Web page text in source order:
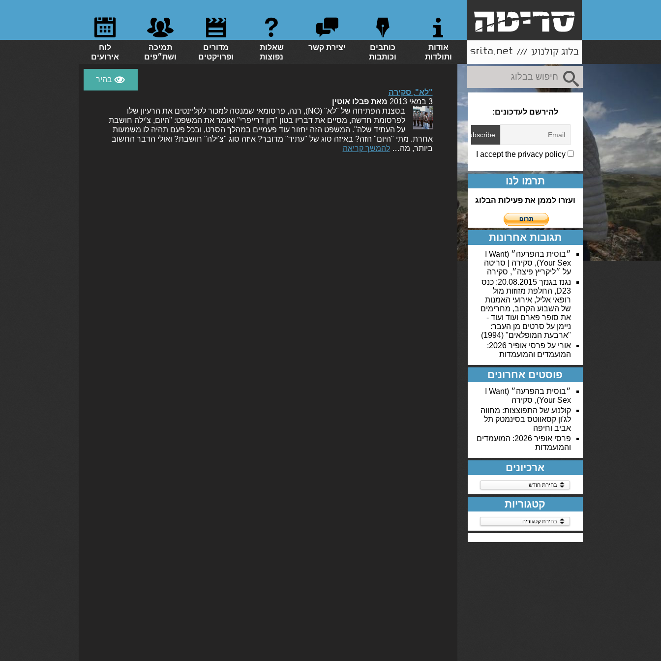
אודות
ותולדות
כותבים
וכותבות
יצירת קשר
שאלות
נפוצות
מדורים
ופרויקטים
תמיכה
ושת״פים
לוח
אירועים
להירשם לעדכונים:
תרמו לנו
ועזרו לממן את פעילות הבלוג
תגובות אחרונות
״בוסית בהפרעה״ (I Want
Your Sex), סקירה | סריטה
על ״ליקריץ פיצה״, סקירה
נגנז בגנזך 20.08.2015: כנס
D23, החלפת מזוזות מול
רופאי אליל, אירועי האמנות
של השבוע הקרוב, מחרימים
את סופר פארם ועוד ועוד -
ניימן על סרטים מן העבר:
"ארבעת המופלאים" (1994)
אורי על
פרסי אופיר 2026:
המועמדים והמועמדות
פוסטים אחרונים
״בוסית בהפרעה״ (I Want
Your Sex), סקירה
קולנוע של התפוצצות: מחווה
לג'ון קסאווטס בסינמטק תל
אביב וחיפה
פרסי אופיר 2026: המועמדים
והמועמדות
ארכיונים
ארכיונים
קטגוריות
קטגוריות
"לא", סקירה
3 במאי 2013
מאתפבלו אוטין
בסצנת הפתיחה של "לא" (NO), רנה, פרסומאי שמנסה למכור לקליינטים את הרעיון שלו
לפרסומת חדשה, מסיים את דבריו בטון "דון דרייפרי" ואומר את המשפט: "היום, צ'ילה חושבת
על העתיד שלה". המשפט הזה יחזור עוד פעמיים במהלך הסרט, ובכל פעם תהיה לו משמעות
אחרת. מתי "היום" הזה? באיזה סוג של "עתיד" מדובר? איזה סוג "צ'ילה" חושבת? ואולי הדבר החשוב
ביותר, מה…להמשך קריאה